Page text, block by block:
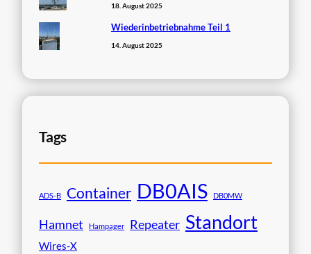
18. August 2025
Wiederinbetriebnahme Teil 1
14. August 2025
Tags
ADS-B Container DB0AIS DB0MW
Hamnet Hampager Repeater Standort
Wires-X